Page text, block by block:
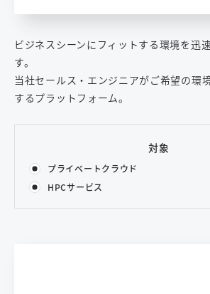
ビジネスシーンにフィットする環境を迅
す。
当社セールス・エンジニアがご希望の環
するプラットフォーム。
対象
プライベートクラウド
HPCサービス